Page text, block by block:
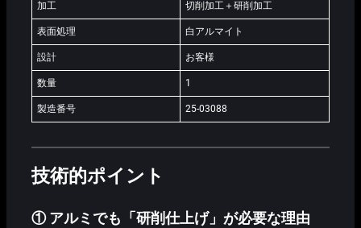
加工 切削加工＋研削加工
表面処理 白アルマイト
設計 お客様
数量 1
製造番号 25-03088
技術的ポイント
① アルミでも「研削仕上げ」が必要な理由